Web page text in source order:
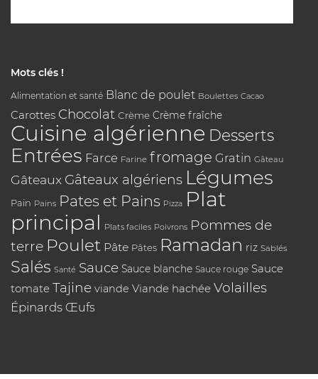
Mots clés !
Alimentation et santé Blanc de poulet Boulettes Cacao
Carottes Chocolat Crème Crème fraîche
Cuisine algérienne Desserts
Entrées Farce Farine fromage Gratin Gâteau
Gâteaux Gâteaux algériens Légumes
Pain Pains Pates et Pains Pizza Plat
principal Plats faciles Poivrons Pommes de
terre Poulet Pâte Pâtes Ramadan riz Sablés
Salés Santé Sauce Sauce blanche Sauce rouge Sauce
tomate Tajine viande Viande hachée Volailles
Épinards Œufs